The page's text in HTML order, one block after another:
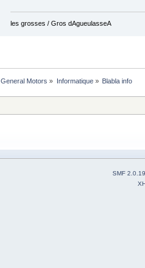
les grosses / Gros dAgueulasseA
General Motors » Informatique» Blabla info
SMF 2.0.19